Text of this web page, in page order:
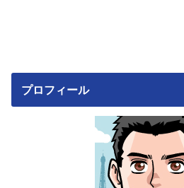
プロフィール